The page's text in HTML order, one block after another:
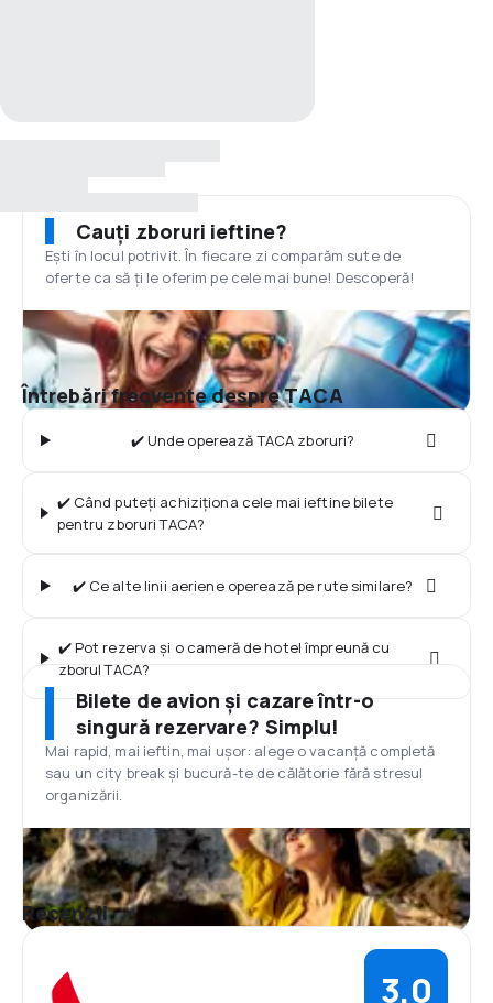
Cauți zboruri ieftine?
Ești în locul potrivit. În fiecare zi comparăm sute de
oferte ca să ți le oferim pe cele mai bune! Descoperă!
Întrebări frecvente despre TACA
✔️ Unde operează TACA zboruri?
✔️ Când puteți achiziționa cele mai ieftine bilete
pentru zboruri TACA?
✔️ Ce alte linii aeriene operează pe rute similare?
✔️ Pot rezerva și o cameră de hotel împreună cu
zborul TACA?
Bilete de avion și cazare într-o
singură rezervare? Simplu!
Mai rapid, mai ieftin, mai ușor: alege o vacanță completă
sau un city break și bucură-te de călătorie fără stresul
organizării.
Recenzii
3,0